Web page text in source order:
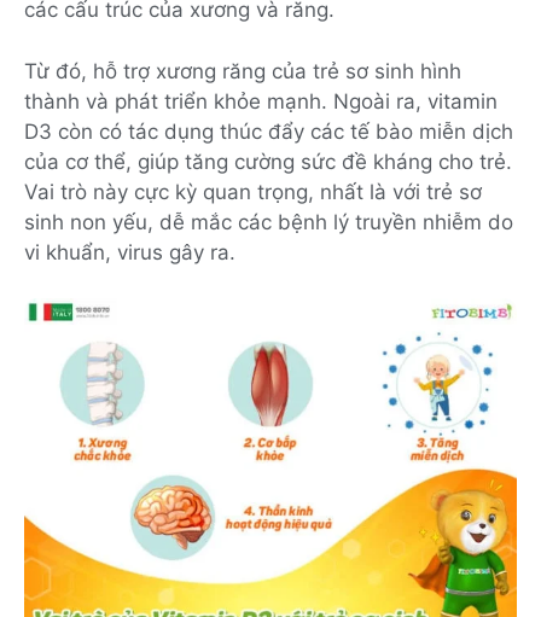
các cấu trúc của xương và răng.
Từ đó, hỗ trợ xương răng của trẻ sơ sinh hình
thành và phát triển khỏe mạnh. Ngoài ra, vitamin
D3 còn có tác dụng thúc đẩy các tế bào miễn dịch
của cơ thể, giúp tăng cường sức đề kháng cho trẻ.
Vai trò này cực kỳ quan trọng, nhất là với trẻ sơ
sinh non yếu, dễ mắc các bệnh lý truyền nhiễm do
vi khuẩn, virus gây ra.